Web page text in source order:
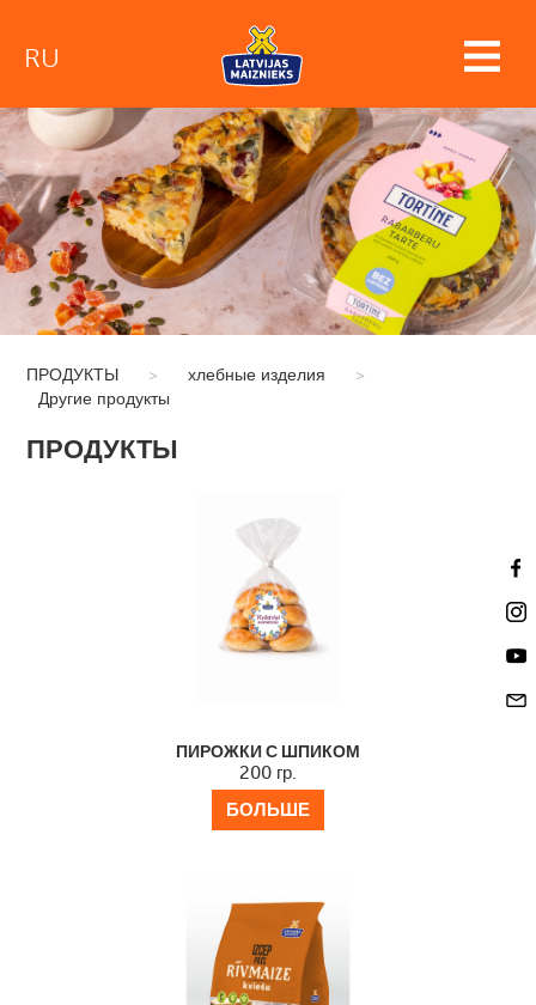
RU
ПРОДУКТЫ > хлебные изделия
>
Другие продукты
ПРОДУКТЫ
ПИРОЖКИ С ШПИКОМ
200 гр.
БОЛЬШЕ